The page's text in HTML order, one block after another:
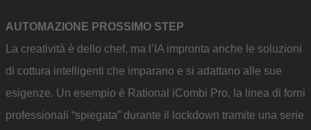
AUTOMAZIONE PROSSIMO STEP
La creatività è dello chef, ma l’IA impronta anche le soluzioni
di cottura intelligenti che imparano e si adattano alle sue
esigenze. Un esempio è Rational iCombi Pro, la linea di forni
professionali “spiegata” durante il lockdown tramite una serie